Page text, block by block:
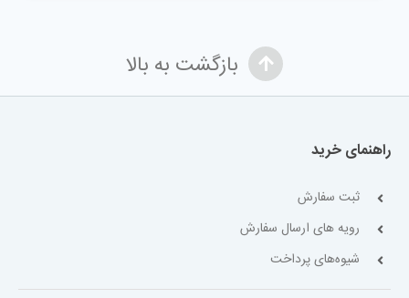
بازگشت به بالا
راهنمای خرید
ثبت سفارش
رویه های ارسال سفارش
شیوه‌های پرداخت